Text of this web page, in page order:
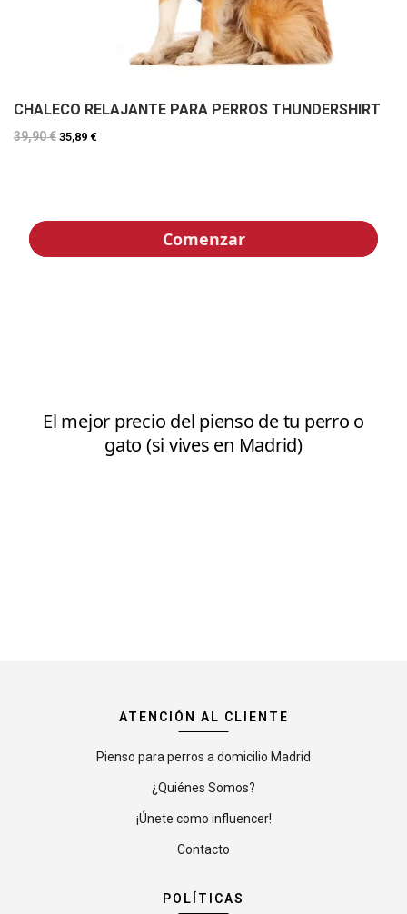
CHALECO RELAJANTE PARA PERROS THUNDERSHIRT
39,90 € 35,89 €
ATENCIÓN AL CLIENTE
Pienso para perros a domicilio Madrid
¿Quiénes Somos?
¡Únete como influencer!
Contacto
POLÍTICAS